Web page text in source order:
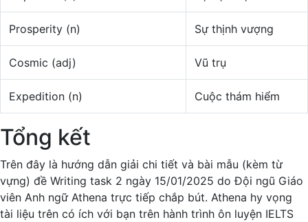
Prosperity (n) Sự thịnh vượng
Cosmic (adj) Vũ trụ
Expedition (n) Cuộc thám hiểm
Tổng kết
Trên đây là hướng dẫn giải chi tiết và bài mẫu (kèm từ
vựng) đề Writing task 2 ngày 15/01/2025 do Đội ngũ Giáo
viên Anh ngữ Athena trực tiếp chắp bút. Athena hy vọng
tài liệu trên có ích với bạn trên hành trình ôn luyện IELTS